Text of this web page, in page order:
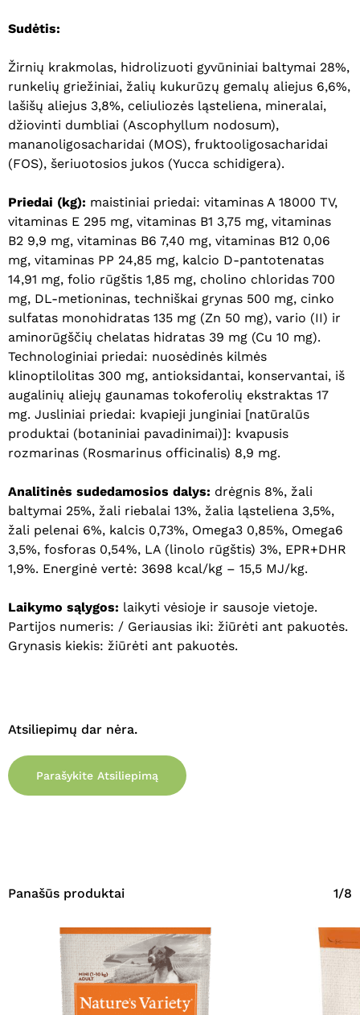
Krepšelyje nėra produktų.
Eiti Į Parduotuvę
Sudėtis:
Žirnių krakmolas, hidrolizuoti gyvūniniai baltymai 28%,
runkelių griežiniai, žalių kukurūzų gemalų aliejus 6,6%,
lašišų aliejus 3,8%, celiuliozės ląsteliena, mineralai,
džiovinti dumbliai (Ascophyllum nodosum),
mananoligosacharidai (MOS), fruktooligosacharidai
(FOS), šeriuotosios jukos (Yucca schidigera).
Priedai (kg): maistiniai priedai: vitaminas A 18000 TV,
vitaminas E 295 mg, vitaminas B1 3,75 mg, vitaminas
B2 9,9 mg, vitaminas B6 7,40 mg, vitaminas B12 0,06
mg, vitaminas PP 24,85 mg, kalcio D-pantotenatas
14,91 mg, folio rūgštis 1,85 mg, cholino chloridas 700
mg, DL-metioninas, techniškai grynas 500 mg, cinko
sulfatas monohidratas 135 mg (Zn 50 mg), vario (II) ir
aminorūgščių chelatas hidratas 39 mg (Cu 10 mg).
Technologiniai priedai: nuosėdinės kilmės
klinoptilolitas 300 mg, antioksidantai, konservantai, iš
augalinių aliejų gaunamas tokoferolių ekstraktas 17
mg. Jusliniai priedai: kvapieji junginiai [natūralūs
produktai (botaniniai pavadinimai)]: kvapusis
rozmarinas (Rosmarinus officinalis) 8,9 mg.
Analitinės sudedamosios dalys: drėgnis 8%, žali
baltymai 25%, žali riebalai 13%, žalia ląsteliena 3,5%,
žali pelenai 6%, kalcis 0,73%, Omega3 0,85%, Omega6
3,5%, fosforas 0,54%, LA (linolo rūgštis) 3%, EPR+DHR
1,9%. Energinė vertė: 3698 kcal/kg – 15,5 MJ/kg.
Laikymo sąlygos: laikyti vėsioje ir sausoje vietoje.
Partijos numeris: / Geriausias iki: žiūrėti ant pakuotės.
Grynasis kiekis: žiūrėti ant pakuotės.
Atsiliepimų dar nėra.
Parašykite Atsiliepimą
Panašūs produktai 1/8